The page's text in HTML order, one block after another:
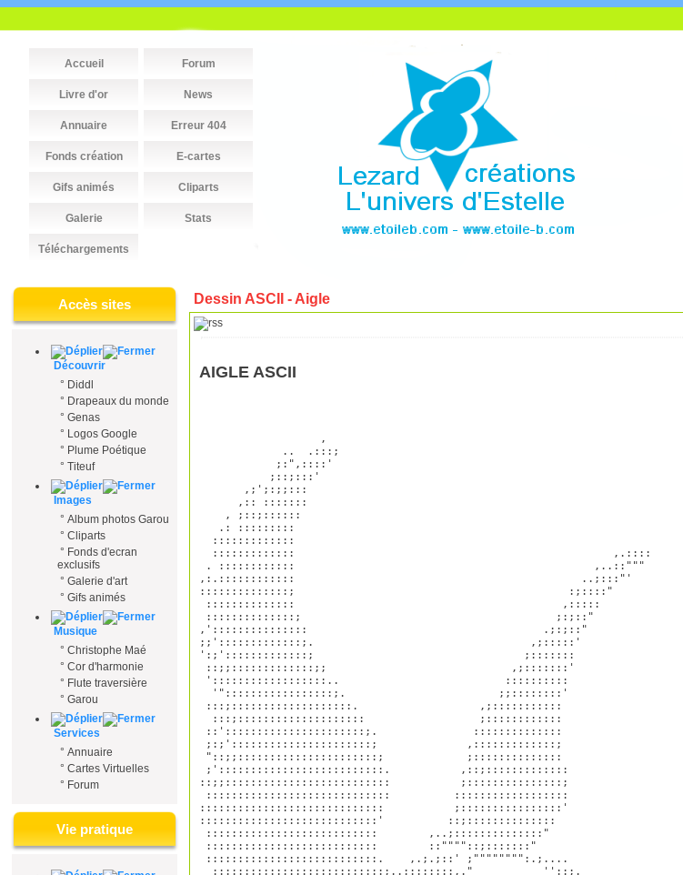
Accueil Forum
Livre d'or News
Annuaire Erreur 404
Fonds création E-cartes
Gifs animés Cliparts
Galerie Stats
Téléchargements
Accès sites
Découvrir
° Diddl
° Drapeaux du monde
° Genas
° Logos Google
° Plume Poétique
° Titeuf
Images
° Album photos Garou
° Cliparts
° Fonds d'ecran
exclusifs
° Galerie d'art
° Gifs animés
Musique
° Christophe Maé
° Cor d'harmonie
° Flute traversière
° Garou
Services
° Annuaire
° Cartes Virtuelles
° Forum
Vie pratique
Dessin ASCII - Aigle
AIGLE ASCII
                   ,
             ..  .:::;
            ;:",::::'
           ;::;:::'
       ,;';:;;:::
      ,:: :::::::
    , ;::;::::::
   .: :::::::::
  :::::::::::::
  :::::::::::::                                                  ,.::::
. ::::::::::::                                               ,..::"""
,:.::::::::::::                                             ..;:::"'
::::::::::::::;                                           :;::::"
::::::::::::::                                          ,:::::
::::::::::::::;                                        ;:;::"
,':::::::::::::::                                     .;:;::"
;;':::::::::::::;.                                  ,;:::::'
':;':::::::::::::;                                 ;:::::::
::;;:::::::::::::;;                             ,;:::::::'
'::::::::::::::::::..                          ::::::::::
  '":::::::::::::::::;.                        ;;::::::::'
:::;:::::::::::::::::::.                   ,;:::::::::::
  :::;::::::::::::::::::::                  ;::::::::::::
::'::::::::::::::::::::::;.               ::::::::::::::
;:;'::::::::::::::::::::::;              ,:::::::::::::;
"::;;::::::::::::::::::::::;             ;::::::::::::::
;'::::::::::::::::::::::::::.           ,::;:::::::::::::
::;;::::::::::::::::::::::::::           ;:::::::::::::::;
:::::::::::::::::::::::::::::          ::::::::::::::::::
:::::::::::::::::::::::::::::           ;::::::::::::::::'
::::::::::::::::::::::::::::'          ::;::::::::::::::
:::::::::::::::::::::::::::        ,..;::::::::::::::"
:::::::::::::::::::::::::::        ::""""::;:::::::"
:::::::::::::::::::::::::::.    ,.;.;::' ;"""""""":.;....
  :::::::::::::::::::::::::::;..::::::::,."           ''::;.